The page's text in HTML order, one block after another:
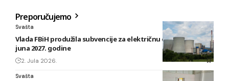
Preporučujemo
Svašta
Vlada FBiH produžila subvencije za električnu energiju do 30.
juna 2027. godine
2. Jula 2026.
Svašta